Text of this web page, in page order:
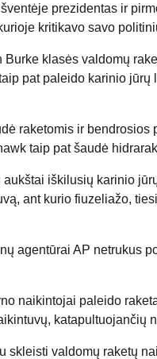
prezidentas ir
kritikavo savo
klasės valdomų
pat paleido karinio
raketomis ir
taip pat šaudė
iškilusių karinio
ant kurio fiuzeliažo,
agentūrai AP netrukus
naikintojai paleido
katapultuojančių
skleisti valdomų raketų